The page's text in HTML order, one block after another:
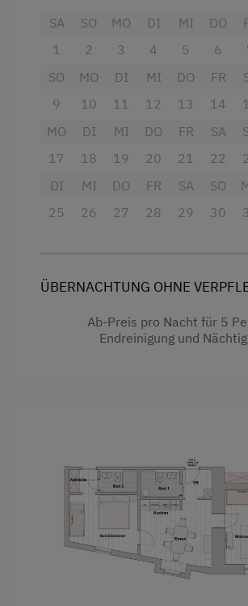
Nordic Walking
Ponyreiten
Rodelbahn in der Nähe
Tischtennis
Wandern
Wintersport
Wellnessangebote
Zusätzliche Ausstattungsmerkmale
Reiten
Ponyreiten
Radfahren
E-Bike-Verleih
zentrale Raum für
Mahlzeiten und entspannte
Sie sich wie zu Hause fühlen
funktional, für einen
den Tag.
TV und WLAN: Unterhaltung
Verbindung zur Außenwelt –
Ausstattung
Doppelbett
Stockbett
SA
1
SO
2
MO
3
DI
4
MI
5
DO
6
SO
9
MO
10
DI
11
MI
12
DO
13
FR
14
MO
17
DI
18
MI
19
DO
20
FR
21
SA
22
DI
25
MI
26
DO
27
FR
28
SA
29
SO
30
ÜBERNACHTUNG OHNE
Ab-Preis pro Nacht für 5
Endreinigung und